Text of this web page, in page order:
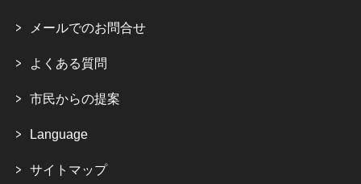
メールでのお問合せ
よくある質問
市民からの提案
Language
サイトマップ